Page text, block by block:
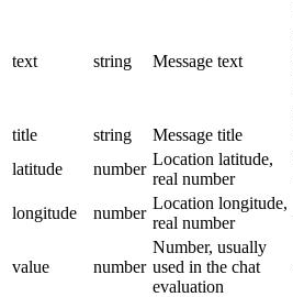
text string Message text
title
string Message title
latitude
number
Location latitude,
real number
longitude
number
Location longitude,
real number
value number
Number, usually
used in the chat
evaluation